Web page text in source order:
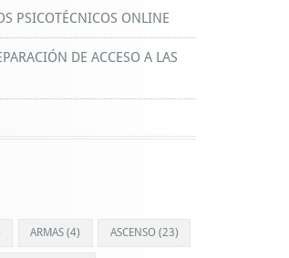
PSICOTÉCNICOS ONLINE
DE ACCESO A LAS
ARMAS (4) ASCENSO (23)